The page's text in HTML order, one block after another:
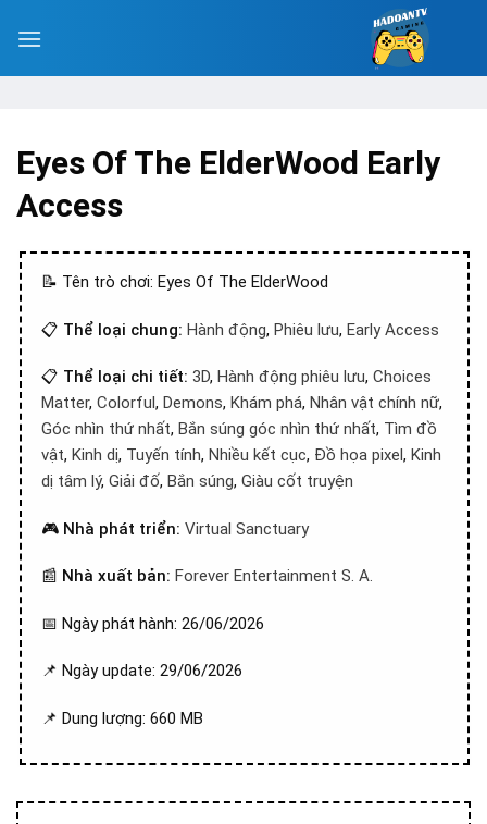
Eyes Of The ElderWood Early
Access
📝 Tên trò chơi: Eyes Of The ElderWood
📋 Thể loại chung: Hành động, Phiêu lưu, Early Access
📋 Thể loại chi tiết: 3D, Hành động phiêu lưu, Choices
Matter, Colorful, Demons, Khám phá, Nhân vật chính nữ,
Góc nhìn thứ nhất, Bắn súng góc nhìn thứ nhất, Tìm đồ
vật, Kinh dị, Tuyến tính, Nhiều kết cục, Đồ họa pixel, Kinh
dị tâm lý, Giải đố, Bắn súng, Giàu cốt truyện
🎮 Nhà phát triển: Virtual Sanctuary
📰 Nhà xuất bản: Forever Entertainment S. A.
📅 Ngày phát hành: 26/06/2026
📌 Ngày update: 29/06/2026
📌 Dung lượng: 660 MB